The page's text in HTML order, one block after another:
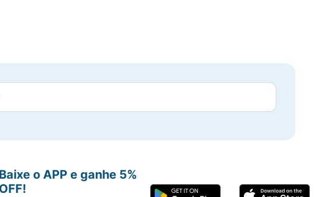
Baixe o APP e ganhe 5%
OFF!